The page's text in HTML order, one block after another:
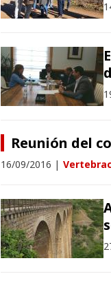
Reunión del
16/09/2016 |